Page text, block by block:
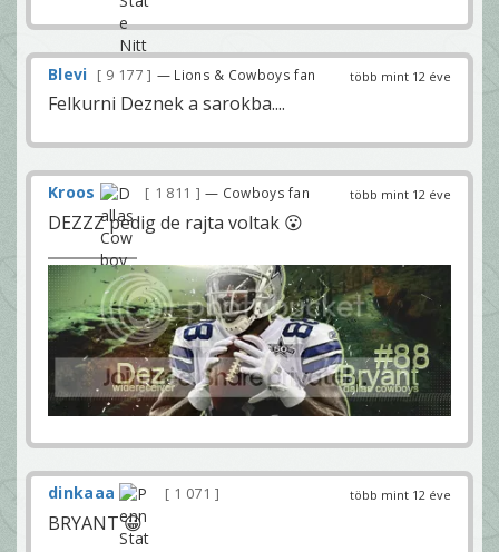
több mint 12 éve
Blevi 9 177 — Lions & Cowboys fan
Felkurni Deznek a sarokba....
több mint 12 éve
Kroos 1 811 — Cowboys fan
DEZZZ pedig de rajta voltak 😮
több mint 12 éve
dinkaaa 1 071
BRYANT 😀